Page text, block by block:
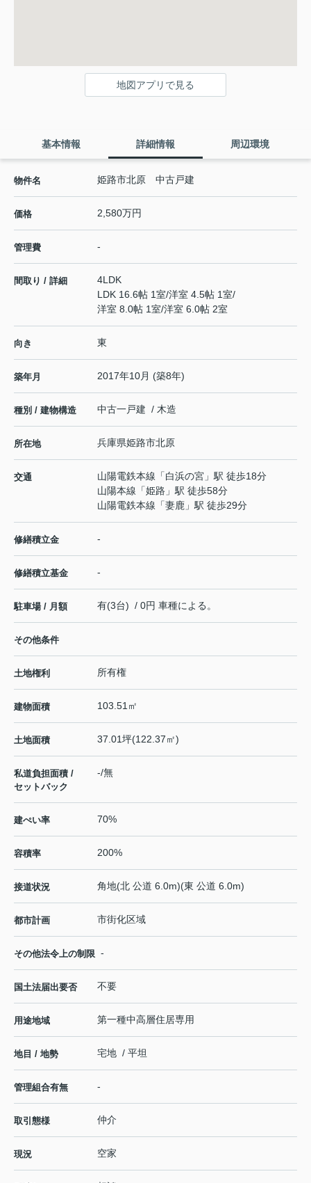
地図アプリで見る
基本情報 詳細情報 周辺環境
物件名 姫路市北原 中古戸建
価格 2,580万円
管理費 -
間取り / 詳細
4LDK
LDK 16.6帖 1室/洋室 4.5帖 1室/
洋室 8.0帖 1室/洋室 6.0帖 2室
向き 東
築年月 2017年10月 (築8年)
種別 / 建物構造 中古一戸建 / 木造
所在地 兵庫県姫路市北原
交通 山陽電鉄本線 「白浜の宮 」駅 徒歩18分
山陽本線 「姫路 」駅 徒歩58分
山陽電鉄本線 「妻鹿 」駅 徒歩29分
修繕積立金 -
修繕積立基金 -
駐車場 / 月額 有(3台) / 0円 車種による。
その他条件
土地権利 所有権
建物面積 103.51㎡
土地面積 37.01坪(122.37㎡)
私道負担面積 /
セットバック
-/無
建ぺい率 70%
容積率 200%
接道状況 角地(北 公道 6.0m)(東 公道 6.0m)
都市計画 市街化区域
その他法令上の制限 -
国土法届出要否 不要
用途地域 第一種中高層住居専用
地目 / 地勢 宅地 / 平坦
管理組合有無 -
取引態様 仲介
現況 空家